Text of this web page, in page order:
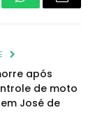
WhatsAppEmail
após
de moto
José de